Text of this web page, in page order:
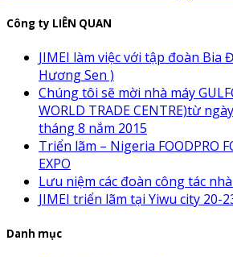
Công ty LIÊN QUAN
JIMEI làm việc với tập đoàn Bia
Hương Sen )
Chúng tôi sẽ mời nhà máy
WORLD TRADE CENTRE)từ
tháng 8 nắm 2015
Triển lãm – Nigeria FOODPRO
EXPO
Lưu niệm các đoàn công tác
JIMEI triển lãm tại Yiwu city 20-
Danh mục